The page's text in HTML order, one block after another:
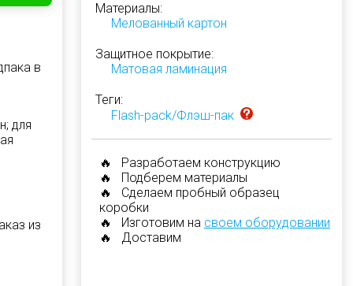
в
для
из
Материалы:
Мелованный картон
Защитное покрытие:
Матовая ламинация
Теги:
Flash-pack/Флэш-пак
🔥 Разработаем конструкцию
🔥 Подберем материалы
🔥 Сделаем пробный образец
коробки
🔥 Изготовим на своем оборудовании
🔥 Доставим